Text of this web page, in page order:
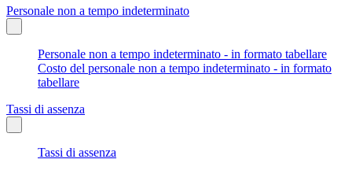
Personale non a tempo indeterminato
Personale non a tempo indeterminato - in formato tabellare
Costo del personale non a tempo indeterminato - in formato
tabellare
Tassi di assenza
Tassi di assenza